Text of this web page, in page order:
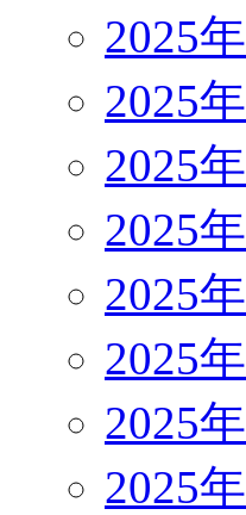
2025
2025
2025
2025
2025
2025
2025
2025